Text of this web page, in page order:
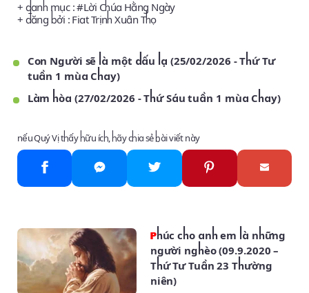
+ danh mục : #Lời Chúa Hằng Ngày
+ đăng bởi : Fiat Trịnh Xuân Thọ
Con Người sẽ là một dấu lạ (25/02/2026 - Thứ Tư
tuần 1 mùa Chay)
Làm hòa (27/02/2026 - Thứ Sáu tuần 1 mùa Chay)
nếu Quý Vị thấy hữu ích, hãy chia sẻ bài viết này
Phúc cho anh em là những
người nghèo (09.9.2020 –
Thứ Tư Tuần 23 Thường
niên)